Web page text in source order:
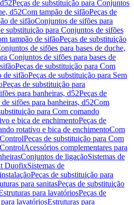
Peças de substituição para Conjuntos
d52Com tampão de sifãoPeças de
de sifãoConjuntos de sifões para
substituição para Conjuntos de sifões
tampão de sifãoPeças de substituição
de sifões para bases de duche,
Conjuntos de sifões para bases de
Peças de substituição para Com
de sifãoPeças de substituição para Sem
Peças de substituição para
para banheiras, d52Peças de
sifões para banheiras, d52Com
para Com comando
e bica de enchimentoPeças de
rotativo e bica de enchimentoCom
Peças de substituição para Com
Acessórios complementares para
Conjuntos de ligaçãoSistemas de
DuofixSistemas de
Peças de substituição para
para sanitasPeças de substituição
para lavatóriosPeças de
lavatóriosEstruturas para